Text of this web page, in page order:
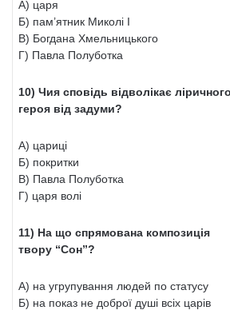
А) царя
Б) пам’ятник Миколі І
В) Богдана Хмельницького
Г) Павла Полуботка
10) Чия сповідь відволікає ліричного
героя від задуми?
А) цариці
Б) покритки
В) Павла Полуботка
Г) царя волі
11) На що спрямована композиція
твору “Сон”?
А) на угрупування людей по статусу
Б) на показ не доброї душі всіх царів